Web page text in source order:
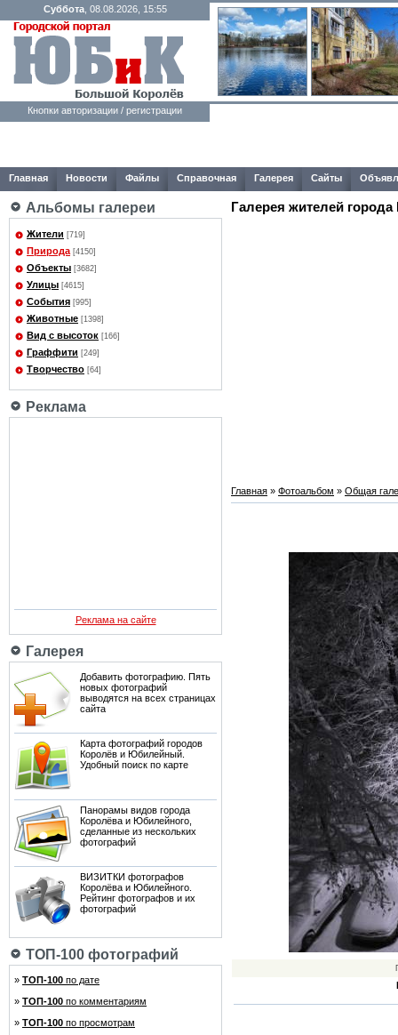
Суббота, 08.08.2026, 15:55
Кнопки авторизации / регистрации
Главная Новости Файлы Справочная Галерея Сайты
Альбомы галереи
Жители [719]
Природа [4150]
Объекты [3682]
Улицы [4615]
События [995]
Животные [1398]
Вид с высоток [166]
Граффити [249]
Творчество [64]
Реклама
Реклама на сайте
Галерея
Добавить фотографию. Пять
новых фотографий
выводятся на всех страницах
сайта
Карта фотографий городов
Королёв и Юбилейный.
Удобный поиск по карте
Панорамы видов города
Королёва и Юбилейного,
сделанные из нескольких
фотографий
ВИЗИТКИ фотографов
Королёва и Юбилейного.
Рейтинг фотографов и их
фотографий
ТОП-100 фотографий
» ТОП-100 по дате
» ТОП-100 по комментариям
» ТОП-100 по просмотрам
Галерея жителей города
Главная » Фотоальбом » Общая